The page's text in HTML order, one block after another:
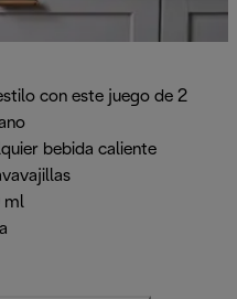
con este juego de 2
bebida caliente
ml